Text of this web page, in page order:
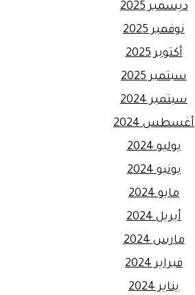
ديسمبر 2025
نوفمبر 2025
أكتوبر 2025
سبتمبر 2025
سبتمبر 2024
أغسطس 2024
يوليو 2024
يونيو 2024
مايو 2024
أبريل 2024
مارس 2024
فبراير 2024
يناير 2024